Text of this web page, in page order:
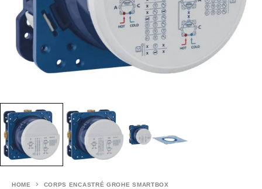
HOME CORPS ENCASTRÉ GROHE SMARTBOX